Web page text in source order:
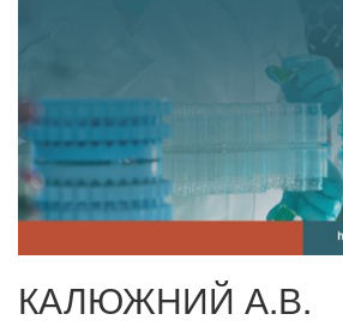
КАЛЮЖНИЙ А.В.